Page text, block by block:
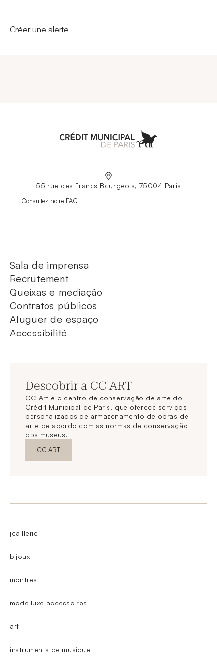
Nouvelle fenêtre
Créer une alerte
55 rue des Francs Bourgeois, 75004 Paris
Nouvelle fenêtre
Consultez notre FAQ
Sala de imprensa
Recrutement
Queixas e mediação
Contratos públicos
Aluguer de espaço
Accessibilité
Descobrir a CC ART
CC Art é o centro de conservação de arte do
Crédit Municipal de Paris, que oferece serviços
personalizados de armazenamento de obras de
arte de acordo com as normas de conservação
dos museus.
Nova janelaDescubra o
CC ART
joaillerie
bijoux
montres
mode luxe accessoires
art
instruments de musique